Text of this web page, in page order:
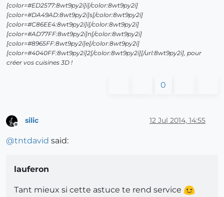
[color=#ED2577:8wt9py2i]i[/color:8wt9py2i]
[color=#DA49AD:8wt9py2i]s[/color:8wt9py2i]
[color=#C86EE4:8wt9py2i]i[/color:8wt9py2i]
[color=#AD77FF:8wt9py2i]n[/color:8wt9py2i]
[color=#8965FF:8wt9py2i]e[/color:8wt9py2i]
[color=#4040FF:8wt9py2i]2[/color:8wt9py2i][/url:8wt9py2i], pour
créer vos cuisines 3D !
0
silic 12 Jul 2014, 14:55
@tntdavid said:
lauferon
Tant mieux si cette astuce te rend service